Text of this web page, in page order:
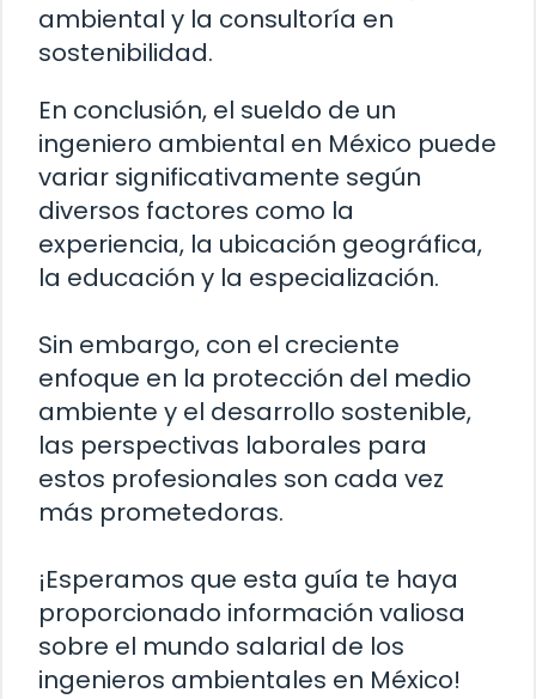
ambiental y la consultoría en
sostenibilidad.
En conclusión, el sueldo de un
ingeniero ambiental en México puede
variar significativamente según
diversos factores como la
experiencia, la ubicación geográfica,
la educación y la especialización.
Sin embargo, con el creciente
enfoque en la protección del medio
ambiente y el desarrollo sostenible,
las perspectivas laborales para
estos profesionales son cada vez
más prometedoras.
¡Esperamos que esta guía te haya
proporcionado información valiosa
sobre el mundo salarial de los
ingenieros ambientales en México!